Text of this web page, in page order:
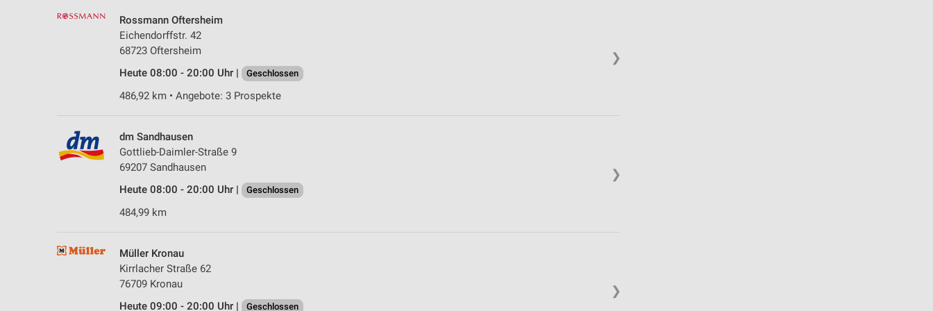
❯
Rossmann Oftersheim
Eichendorffstr. 42
68723 Oftersheim
Heute 08:00 - 20:00 Uhr |
Geschlossen
486,92 km • Angebote: 3 Prospekte
❯
dm Sandhausen
Gottlieb-Daimler-Straße 9
69207 Sandhausen
Heute 08:00 - 20:00 Uhr |
Geschlossen
484,99 km
❯
Müller Kronau
Kirrlacher Straße 62
76709 Kronau
Heute 09:00 - 20:00 Uhr |
Geschlossen